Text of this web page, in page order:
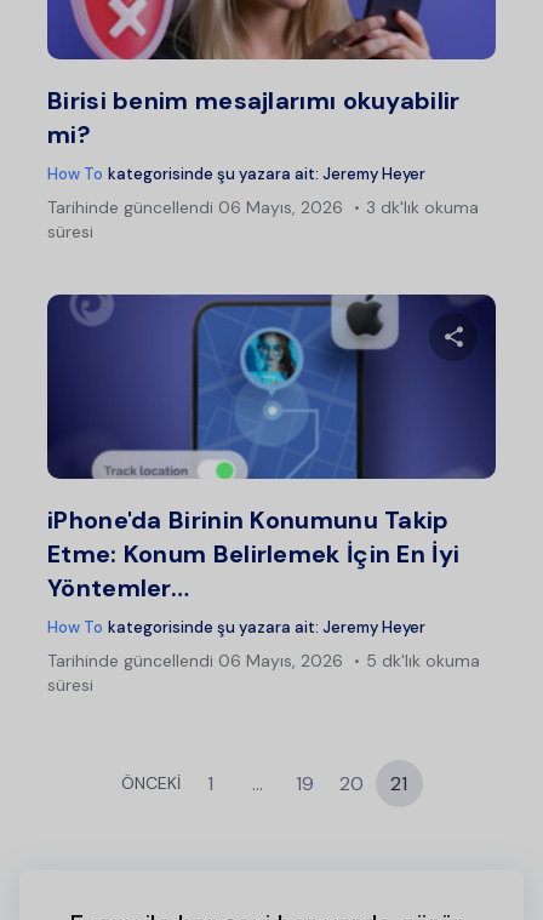
Birisi benim mesajlarımı okuyabilir
mi?
How To kategorisinde şu yazara ait: Jeremy Heyer
Tarihinde güncellendi 06 Mayıs, 2026
3 dk'lık okuma
süresi
iPhone'da Birinin Konumunu Takip
Etme: Konum Belirlemek İçin En İyi
Yöntemler…
How To kategorisinde şu yazara ait: Jeremy Heyer
Tarihinde güncellendi 06 Mayıs, 2026
5 dk'lık okuma
süresi
ÖNCEKİ 1 … 19 20 21